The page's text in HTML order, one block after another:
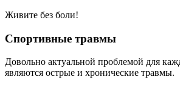
Живите без боли!
Спортивные травмы
Довольно актуальной проблемой для
являются острые и хронические травмы.